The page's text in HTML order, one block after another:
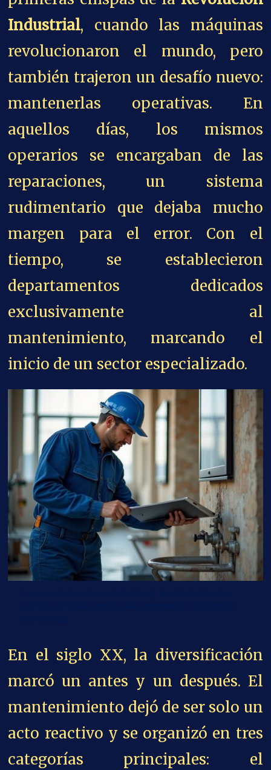
Industrial, cuando las máquinas
revolucionaron el mundo, pero
también trajeron un desafío nuevo:
mantenerlas operativas. En
aquellos días, los mismos
operarios se encargaban de las
reparaciones, un sistema
rudimentario que dejaba mucho
margen para el error. Con el
tiempo, se establecieron
departamentos dedicados
exclusivamente al
mantenimiento, marcando el
inicio de un sector especializado.
En el siglo XX, la diversificación
marcó un antes y un después. El
mantenimiento dejó de ser solo un
acto reactivo y se organizó en tres
categorías principales: el